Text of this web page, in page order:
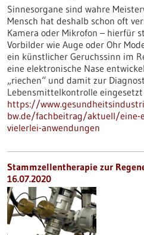
Sinnesorgane sind wahre
Mensch hat deshalb schon oft
Kamera oder Mikrofon – hierfür
Vorbilder wie Auge oder Ohr
ein künstlicher Geruchssinn im
eine elektronische Nase
„riechen“ und damit zur
Lebensmittelkontrolle eingesetzt
https://
bw.de/fachbeitrag/aktuell/eine-
vielerlei-anwendungen
Stammzellentherapie zur
16.07.2020